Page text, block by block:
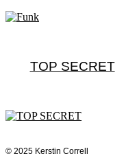
TOP SECRET
© 2025 Kerstin Correll